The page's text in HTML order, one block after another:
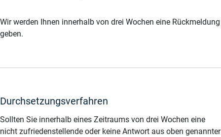
Wir werden Ihnen innerhalb von drei Wochen eine Rückmeldung
geben.
Durchsetzungsverfahren
Sollten Sie innerhalb eines Zeitraums von drei Wochen eine
nicht zufriedenstellende oder keine Antwort aus oben genannter